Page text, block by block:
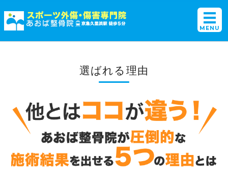
横須賀初のスポーツ
MENU
施術メニュー
アクセス・店舗概要
ご予約・お問い合わせ
選ばれる理由